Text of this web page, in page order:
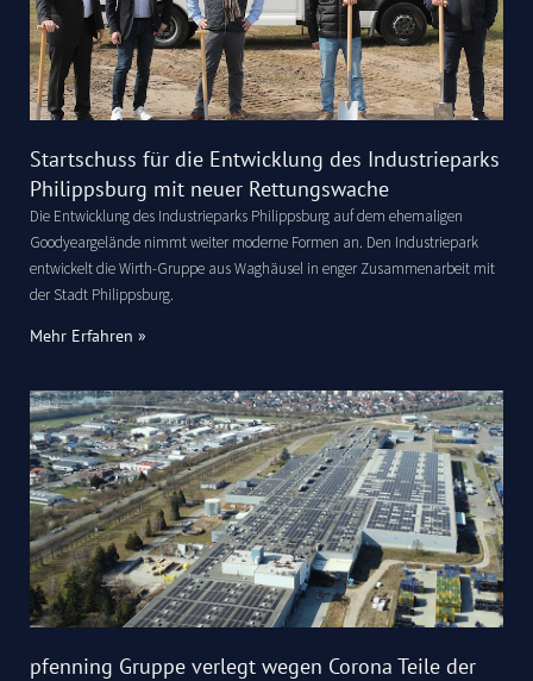
Startschuss für die Entwicklung des Industrieparks
Philippsburg mit neuer Rettungswache
Die Entwicklung des Industrieparks Philippsburg auf dem ehemaligen
Goodyeargelände nimmt weiter moderne Formen an. Den Industriepark
entwickelt die Wirth-Gruppe aus Waghäusel in enger Zusammenarbeit mit
der Stadt Philippsburg.
Mehr Erfahren »
pfenning Gruppe verlegt wegen Corona Teile der